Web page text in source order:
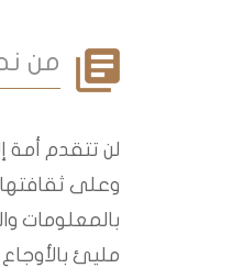
من
لن تتقدم أمة
وعلى
بالمعلومات
مليئ